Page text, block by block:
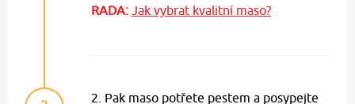
RADA: Jak vybrat kvalitní maso?
2. Pak maso potřete pestem a posypejte